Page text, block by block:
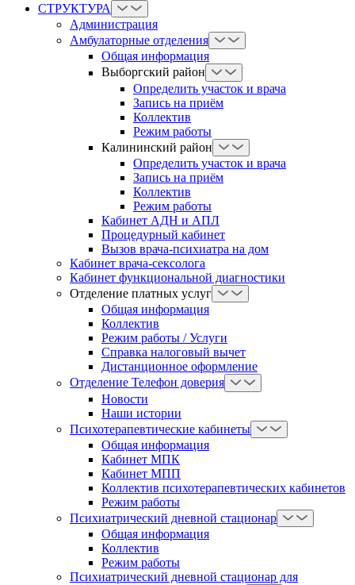
СТРУКТУРА
Администрация
Амбулаторные отделения
Общая информация
Выборгский район
Определить участок и врача
Запись на приём
Коллектив
Режим работы
Калининский район
Определить участок и врача
Запись на приём
Коллектив
Режим работы
Кабинет АДН и АПЛ
Процедурный кабинет
Вызов врача-психиатра на дом
Кабинет врача-сексолога
Кабинет функциональной диагностики
Отделение платных услуг
Общая информация
Коллектив
Режим работы / Услуги
Справка налоговый вычет
Дистанционное оформление
Отделение Телефон доверия
Новости
Наши истории
Психотерапевтические кабинеты
Общая информация
Кабинет МПК
Кабинет МПП
Коллектив психотерапевтических кабинетов
Режим работы
Психиатрический дневной стационар
Общая информация
Коллектив
Режим работы
Психиатрический дневной стационар для